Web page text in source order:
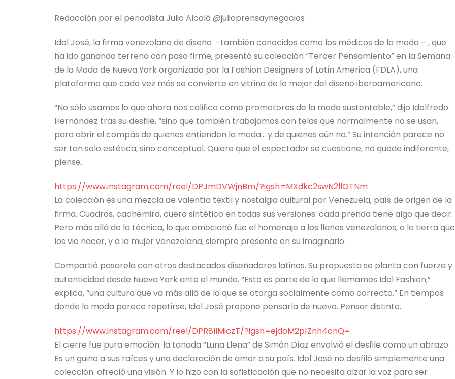
Redacción por el periodista Julio Alcalá @julioprensaynegocios
Idol José, la firma venezolana de diseño -también conocidos como los médicos de la moda – , que
ha ido ganando terreno con paso firme, presentó su colección “Tercer Pensamiento” en la Semana
de la Moda de Nueva York organizada por la Fashion Designers of Latin America (FDLA), una
plataforma que cada vez más se convierte en vitrina de lo mejor del diseño iberoamericano.
“No sólo usamos lo que ahora nos califica como promotores de la moda sustentable,” dijo Idolfredo
Hernández tras su desfile, “sino que también trabajamos con telas que normalmente no se usan,
para abrir el compás de quienes entienden la moda… y de quienes aún no.” Su intención parece no
ser tan solo estética, sino conceptual. Quiere que el espectador se cuestione, no quede indiferente,
piense.
https://www.instagram.com/reel/DPJmDVWjnBm/?igsh=MXdkc2swN2llOTNm
La colección es una mezcla de valentía textil y nostalgia cultural por Venezuela, país de origen de la
firma. Cuadros, cachemira, cuero sintético en todas sus versiones: cada prenda tiene algo que decir.
Pero más allá de la técnica, lo que emocionó fue el homenaje a los llanos venezolanos, a la tierra que
los vio nacer, y a la mujer venezolana, siempre presente en su imaginario.
Compartió pasarela con otros destacados diseñadores latinos. Su propuesta se planta con fuerza y
autenticidad desde Nueva York ante el mundo. “Esto es parte de lo que llamamos Idol Fashion,”
explica, “una cultura que va más allá de lo que se otorga socialmente como correcto.” En tiempos
donde la moda parece repetirse, Idol José propone pensarla de nuevo. Pensar distinto.
https://www.instagram.com/reel/DPR8IlMiczT/?igsh=ejdoM2p1Znh4cnQ=
El cierre fue pura emoción: la tonada “Luna Llena” de Simón Díaz envolvió el desfile como un abrazo.
Es un guiño a sus raíces y una declaración de amor a su país. Idol José no desfiló simplemente una
colección: ofreció una visión. Y lo hizo con la sofisticación que no necesita alzar la voz para ser